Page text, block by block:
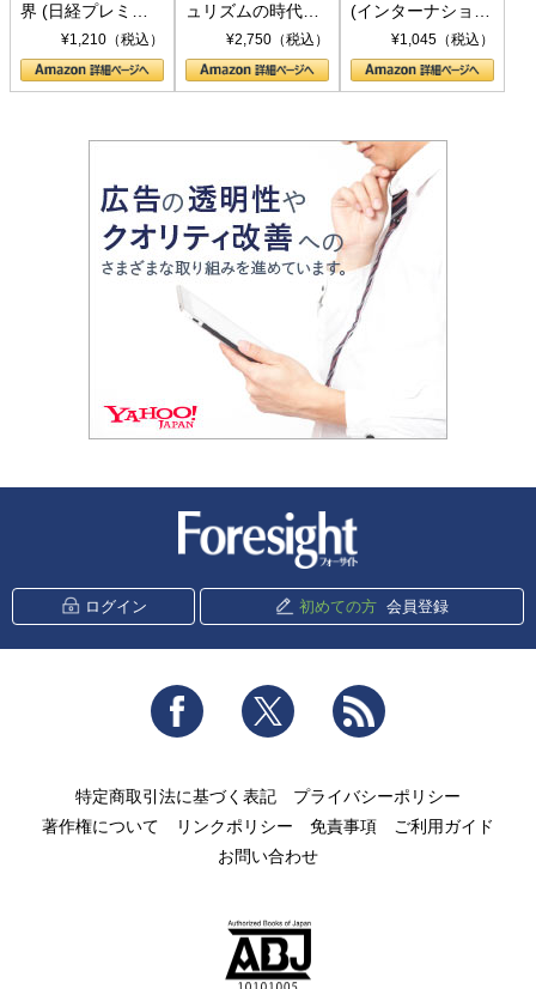
界 (日経プレミア
シリーズ)¥1,210（税込）
ュリズムの時代：
〈ヤヌス〉の二つ
の顔
¥2,750（税込）
(インターナショナ
ル新書)¥1,045（税込）
ログイン 初めての方 会員登録
Facebook Twitter
特定商取引法に基づく表記
プライバシーポリシー
著作権について
リンクポリシー 免責事項
ご利用ガイド
お問い合わせ